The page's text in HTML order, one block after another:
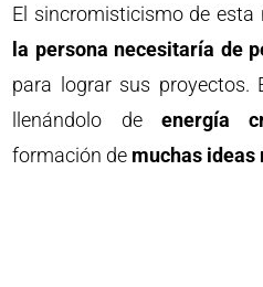
El sincromisticismo de
la persona necesitaría de
para lograr sus proyectos.
llenándolo de energía
formación de muchas ideas